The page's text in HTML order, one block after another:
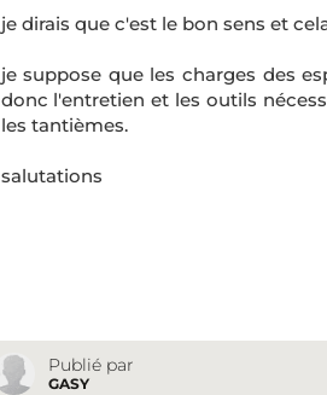
je dirais que c'est le bon sens et
je suppose que les charges des
donc l'entretien et les outils
les tantièmes.
salutations
Publié par
GASY